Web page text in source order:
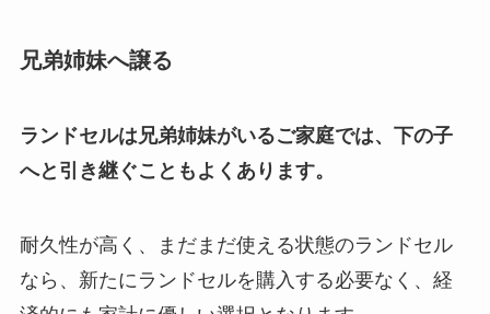
兄弟姉妹へ譲る
ランドセルは兄弟姉妹がいるご家庭では、下の子
へと引き継ぐこともよくあります。
耐久性が高く、まだまだ使える状態のランドセル
なら、新たにランドセルを購入する必要なく、経